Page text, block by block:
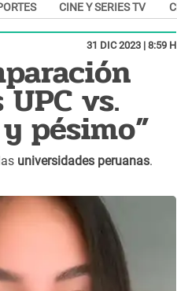
CINE Y SERIES TV
31 DIC 2023 | 8:59 H
vs.
pésimo”
universidades peruanas.